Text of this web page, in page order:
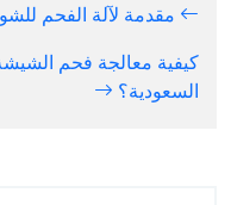
مقدمة لآلة الفحم
كيفية معالجة فحم
السعودية؟